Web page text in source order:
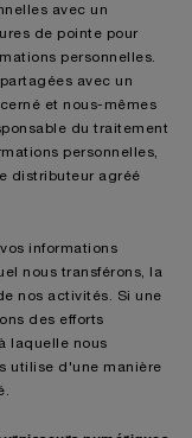
avec un
de pointe pour
personnelles.
avec un
et nous-mêmes
du traitement
personnelles,
distributeur agréé
informations
nous transférons, la
nos activités. Si une
des efforts
laquelle nous
utilise d'une manière